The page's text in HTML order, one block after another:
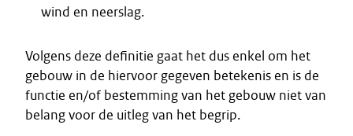
wind en neerslag.
Volgens deze definitie gaat het dus enkel om het
gebouw in de hiervoor gegeven betekenis en is de
functie en/of bestemming van het gebouw niet van
belang voor de uitleg van het begrip.